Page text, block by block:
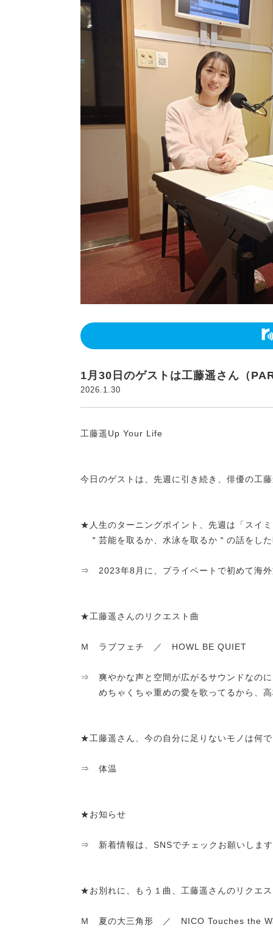
1月30日のゲストは工藤遥さん（
2026.1.30
工藤遥Up Your Life
今日のゲストは、先週に引き続き、俳優の工
★人生のターニングポイント、先週は「スイ
＂芸能を取るか、水泳を取るか＂の話をし
⇒ 2023年8月に、プライベートで初めて海外
★工藤遥さんのリクエスト曲
Ｍ ラブフェチ ／ HOWL BE QUIET
⇒ 爽やかな声と空間が広がるサウンドなの
めちゃくちゃ重めの愛を歌ってるから、高
★工藤遥さん、今の自分に足りないモノは何
⇒ 体温
★お知らせ
⇒ 新着情報は、SNSでチェックお願いします
★お別れに、もう１曲、工藤遥さんのリクエ
Ｍ 夏の大三角形 ／ NICO Touches the